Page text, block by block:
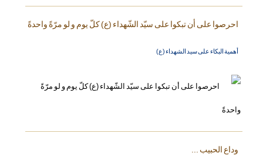
احرصوا على أن تبكوا على سيّد الشّهداء (ع) كلّ يوم و لو مرّةً واحدةً
أهمية البكاء على سيد الشهداء (ع)
وداع الحبيب ...